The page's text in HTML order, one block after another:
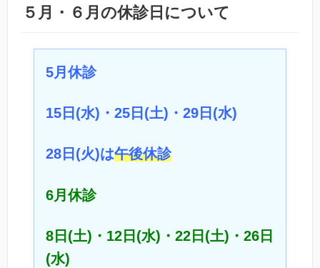
５月・６月の休診日について
5月休診
15日(水)・25日(土)・29日(水)
28日(火)は午後休診
6月休診
8日(土)・12日(水)・22日(土)・26日
(水)